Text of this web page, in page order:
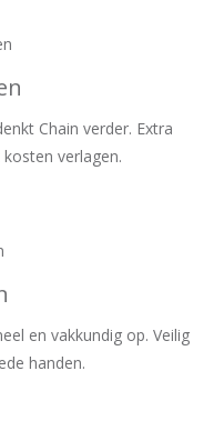
Chain verder. Extra
verlagen.
en vakkundig op. Veilig
handen.